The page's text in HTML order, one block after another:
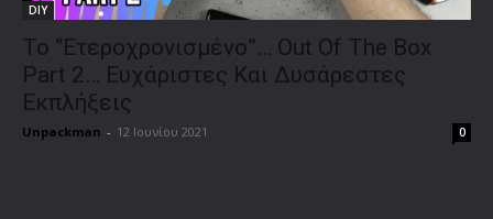
DIY
Το “Ετεροχρονισμένο”… Out Οf The Box
Part 2… Ευχάριστες Και Δυσάρεστες
Εκπλήξεις
Unpackman - 12 Ιουνίου 2021 0